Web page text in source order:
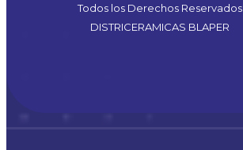
Todos los Derechos Reservados
DISTRICERAMICAS BLAPER